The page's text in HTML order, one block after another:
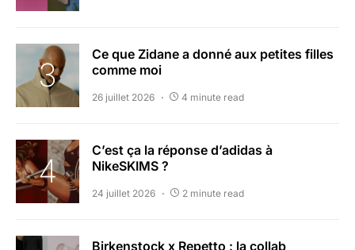
Ce que Zidane a donné aux petites filles
comme moi
26 juillet 2026 4 minute read
C’est ça la réponse d’adidas à
NikeSKIMS ?
24 juillet 2026 2 minute read
Birkenstock x Repetto : la collab